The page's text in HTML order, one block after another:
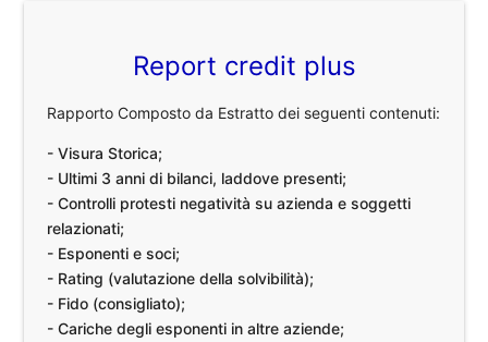
Report credit plus
Rapporto Composto da Estratto dei seguenti contenuti:
- Visura Storica;
- Ultimi 3 anni di bilanci, laddove presenti;
- Controlli protesti negatività su azienda e soggetti
relazionati;
- Esponenti e soci;
- Rating (valutazione della solvibilità);
- Fido (consigliato);
- Cariche degli esponenti in altre aziende;